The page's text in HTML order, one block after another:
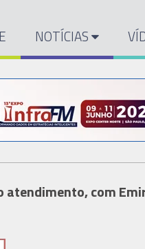
NOTÍCIAS
atendimento, com